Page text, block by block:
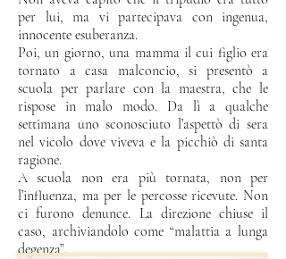
per lui, ma vi partecipava con ingenua,
innocente esuberanza.
Poi, un giorno, una mamma il cui figlio era
tornato a casa malconcio, si presentò a
scuola per parlare con la maestra, che le
rispose in malo modo. Da lì a qualche
settimana uno sconosciuto l’aspettò di sera
nel vicolo dove viveva e la picchiò di santa
ragione.
A scuola non era più tornata, non per
l’influenza, ma per le percosse ricevute. Non
ci furono denunce. La direzione chiuse il
caso, archiviandolo come “malattia a lunga
degenza”.